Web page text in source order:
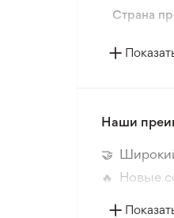
Страна
Наши
🤝
🔥 Новые
📸